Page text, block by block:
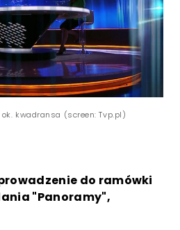
kwadransa (screen: Tvp.pl)
do ramówki
"Panoramy",